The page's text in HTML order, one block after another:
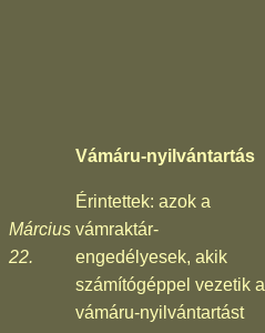
Március
22.
Vámáru-nyilvántartás
Érintettek: azok a
vámraktár-
engedélyesek, akik
számítógéppel vezetik a
vámáru-nyilvántartást